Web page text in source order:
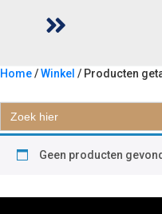
Zoek
naar:
Home/Winkel / Producten
REGENCAPE
Geen producten